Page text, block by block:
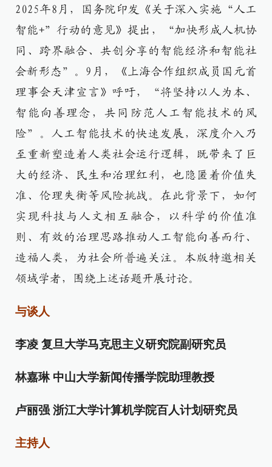
2025年8月，国务院印发《关于深入实施“人工
智能+”行动的意见》提出，“加快形成人机协
同、跨界融合、共创分享的智能经济和智能社
会新形态”。9月，《上海合作组织成员国元首
理事会天津宣言》呼吁，“将坚持以人为本、
智能向善理念，共同防范人工智能技术的风
险”。人工智能技术的快速发展，深度介入乃
至重新塑造着人类社会运行逻辑，既带来了巨
大的经济、民生和治理红利，也隐匿着价值失
准、伦理失衡等风险挑战。在此背景下，如何
实现科技与人文相互融合，以科学的价值准
则、有效的治理思路推动人工智能向善而行、
造福人类，为社会所普遍关注。本版特邀相关
领域学者，围绕上述话题开展讨论。
与谈人
李凌 复旦大学马克思主义研究院副研究员
林嘉琳 中山大学新闻传播学院助理教授
卢丽强 浙江大学计算机学院百人计划研究员
主持人